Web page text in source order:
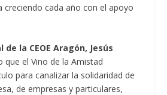
creciendo cada año con el apoyo
la CEOE Aragón, Jesús
que el Vino de la Amistad
para canalizar la solidaridad de
de empresas y particulares,